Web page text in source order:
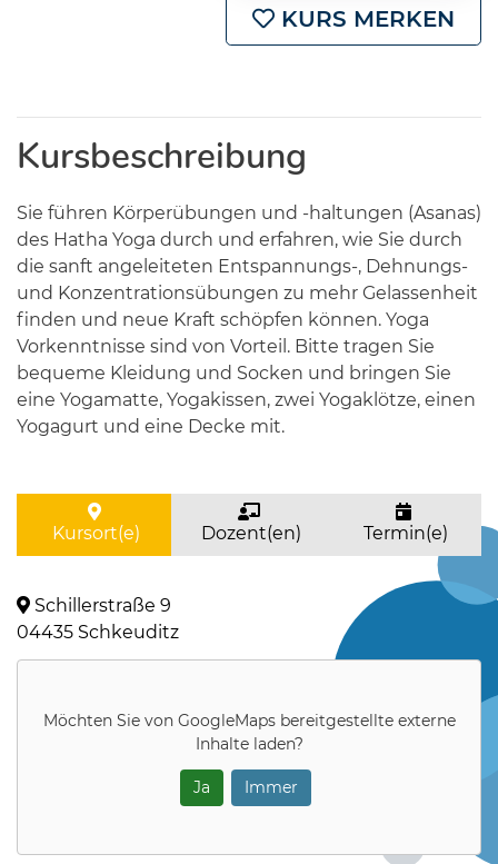
KURS MERKEN
Kursbeschreibung
Sie führen Körperübungen und -haltungen (Asanas)
des Hatha Yoga durch und erfahren, wie Sie durch
die sanft angeleiteten Entspannungs-, Dehnungs-
und Konzentrationsübungen zu mehr Gelassenheit
finden und neue Kraft schöpfen können. Yoga
Vorkenntnisse sind von Vorteil. Bitte tragen Sie
bequeme Kleidung und Socken und bringen Sie
eine Yogamatte, Yogakissen, zwei Yogaklötze, einen
Yogagurt und eine Decke mit.
Kursort(e) Dozent(en) Termin(e)
Schillerstraße 9
04435 Schkeuditz
Möchten Sie von GoogleMapsbereitgestellte externe
Inhalte laden?
Ja Immer